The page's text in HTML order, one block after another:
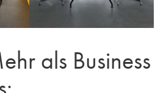
als Business